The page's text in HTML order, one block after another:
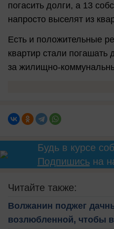
погасить долги, а 13
напросто выселят из
Есть и положительные
квартир стали погашать
за жилищно-
Будь в курсе
Подпишисьна
Читайте также:
Волжанин поджег
возлюбленной, чтобы